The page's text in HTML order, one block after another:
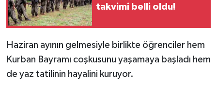
takvimi belli oldu!
Haziran ayının gelmesiyle birlikte öğrenciler hem
Kurban Bayramı coşkusunu yaşamaya başladı hem
de yaz tatilinin hayalini kuruyor.